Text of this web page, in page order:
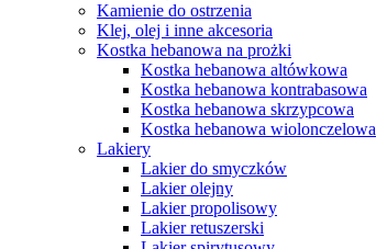
Kamienie do ostrzenia
Klej, olej i inne akcesoria
Kostka hebanowa na prożki
Kostka hebanowa altówkowa
Kostka hebanowa kontrabasowa
Kostka hebanowa skrzypcowa
Kostka hebanowa wiolonczelowa
Lakiery
Lakier do smyczków
Lakier olejny
Lakier propolisowy
Lakier retuszerski